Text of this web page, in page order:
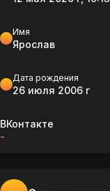
Имя
Ярослав
Дата рождения
26 июля 2006 г
ВКонтакте
-